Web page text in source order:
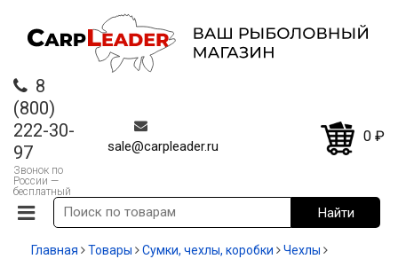
8
(800)
222-30-
97
Звонок по
России —
бесплатный
sale@carpleader.ru
0 ₽
Главная Товары Сумки, чехлы, коробки
Чехлы